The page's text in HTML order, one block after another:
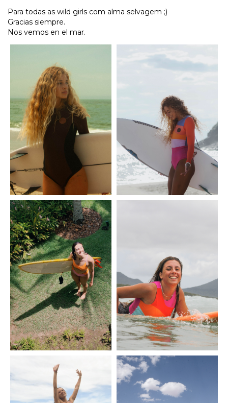
Para todas as wild girls com alma selvagem ;)
Gracias siempre.
Nos vemos en el mar.